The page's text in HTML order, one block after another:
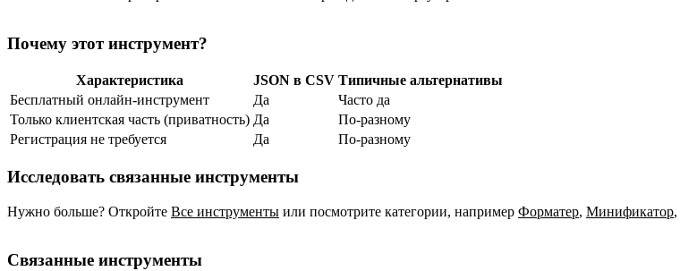
Почему этот инструмент?
Характеристика JSON в CSV Типичные альтернативы
Бесплатный онлайн‑инструмент
Да
Часто да
Только клиентская часть (приватность) Да
По‑разному
Регистрация не требуется
Да По‑разному
Исследовать связанные инструменты
Нужно больше? Откройте Все инструменты или посмотрите категории, например Форматер, Минификатор,
Связанные инструменты